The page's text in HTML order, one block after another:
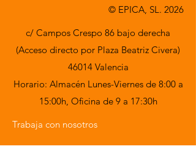
© EPICA, SL. 2026
c/ Campos Crespo 86 bajo derecha
(Acceso directo por Plaza Beatriz Civera)
46014 Valencia
Horario: Almacén Lunes-Viernes de 8:00 a
15:00h, Oficina de 9 a 17:30h
Trabaja con nosotros